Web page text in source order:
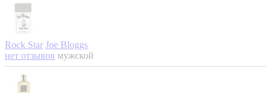
Rock Star Joe Bloggs
нет отзывов мужской